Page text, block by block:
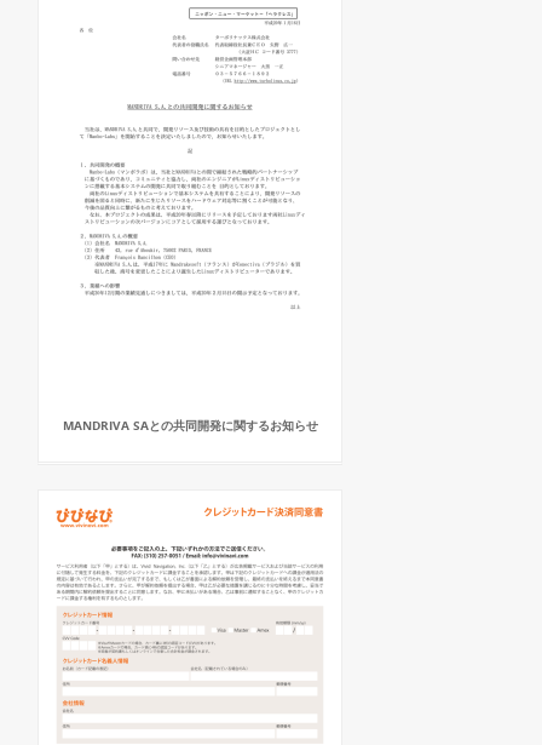
MANDRIVA SAとの共同開発に関するお知らせ